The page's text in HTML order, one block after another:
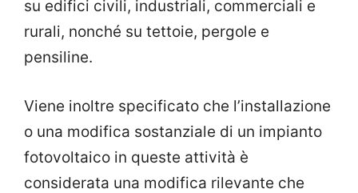
su edifici civili, industriali, commerciali e
rurali, nonché su tettoie, pergole e
pensiline.
Viene inoltre specificato che l’installazione
o una modifica sostanziale di un impianto
fotovoltaico in queste attività è
considerata una modifica rilevante che